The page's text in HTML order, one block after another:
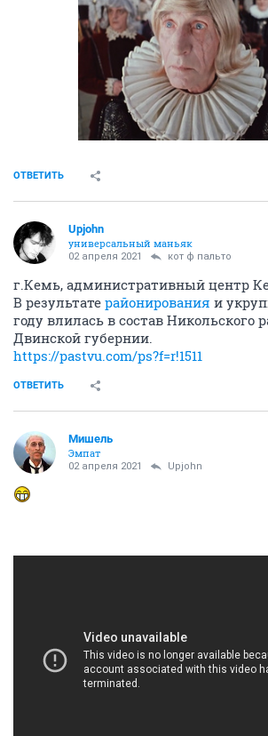
ОТВЕТИТЬ
Upjohn
универсальный маньяк
02 апреля 2021 кот ф пальто
г.Кемь, административный центр
В результате районирования и
году влилась в состав Никольского
Двинской губернии.
https://pastvu.com/ps?f=r!1511
ОТВЕТИТЬ
Мишель
Эмпат
02 апреля 2021 Upjohn